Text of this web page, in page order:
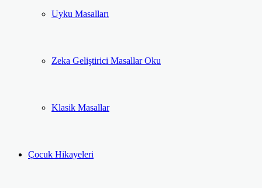
Uyku Masalları
Zeka Geliştirici Masallar Oku
Klasik Masallar
Çocuk Hikayeleri